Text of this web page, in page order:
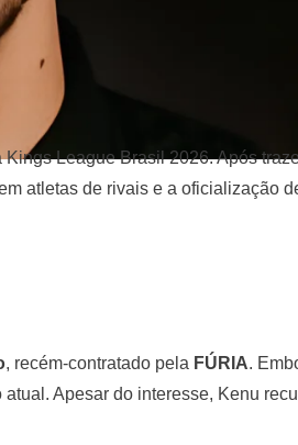
League Brasil 2026. Após
atletas de rivais e a oficialização
, recém-contratado pela FÚRIA.
Apesar do interesse, Kenu